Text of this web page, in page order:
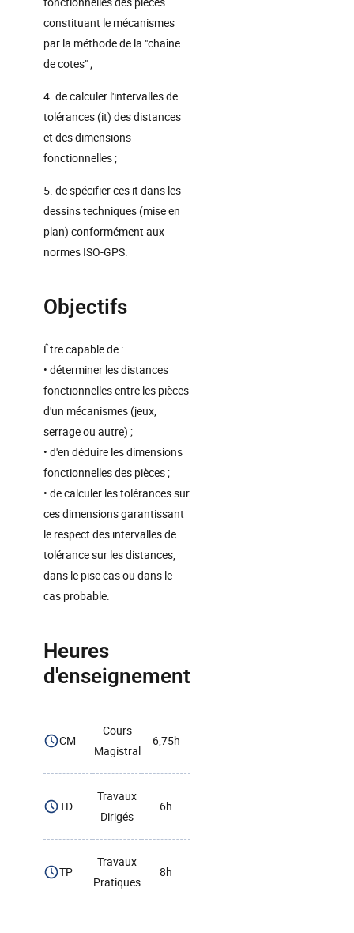
constituant le mécanismes
par la méthode de la "chaîne
de cotes" ;
4. de calculer l'intervalles de
tolérances (it) des distances
et des dimensions
fonctionnelles ;
5. de spécifier ces it dans les
dessins techniques (mise en
plan) conformément aux
normes ISO-GPS.
Objectifs
Être capable de :
• déterminer les distances
fonctionnelles entre les pièces
d'un mécanismes (jeux,
serrage ou autre) ;
• d'en déduire les dimensions
fonctionnelles des pièces ;
• de calculer les tolérances sur
ces dimensions garantissant
le respect des intervalles de
tolérance sur les distances,
dans le pise cas ou dans le
cas probable.
Heures
d'enseignement
CM
Cours
Magistral
6,75h
TD
Travaux
Dirigés
6h
TP
Travaux
Pratiques
8h